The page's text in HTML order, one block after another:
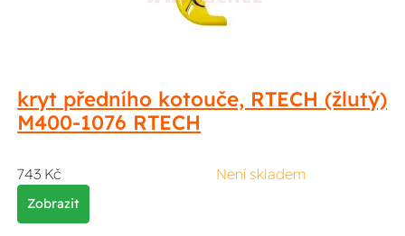
kryt předního kotouče, RTECH (žlutý)
M400-1076 RTECH
743 Kč Není skladem
Zobrazit